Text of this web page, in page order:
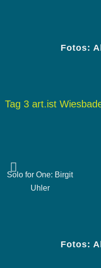
Fotos:
Tag 3 art.ist
Solo for One: Birgit
Uhler
Fotos: